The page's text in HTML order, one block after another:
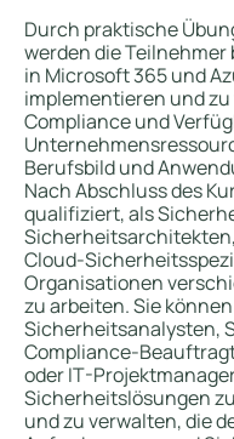
Durch praktische
werden die
in Microsoft 365 und
implementieren und
Compliance und
Berufsbild und
Nach Abschluss des
qualifiziert, als
Cloud-
Organisationen
zu arbeiten. Sie
Sicherheitsanalysten,
Compliance-
oder IT-
Sicherheitslösungen
und zu verwalten, die